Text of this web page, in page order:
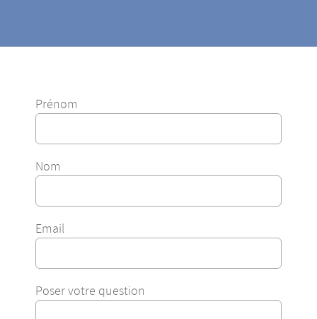
Prénom
Nom
Email
Poser votre question